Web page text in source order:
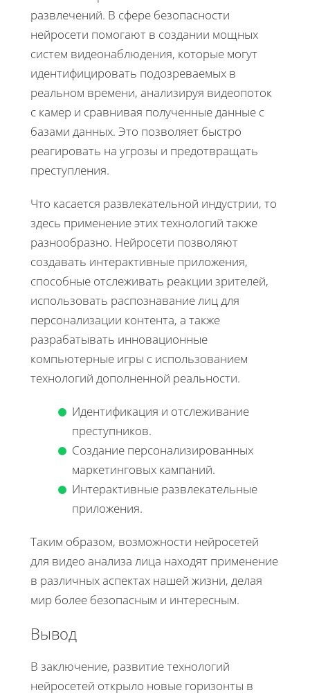
развлечений. В сфере безопасности
нейросети помогают в создании мощных
систем видеонаблюдения, которые могут
идентифицировать подозреваемых в
реальном времени, анализируя видеопоток
с камер и сравнивая полученные данные с
базами данных. Это позволяет быстро
реагировать на угрозы и предотвращать
преступления.
Что касается развлекательной индустрии, то
здесь применение этих технологий также
разнообразно. Нейросети позволяют
создавать интерактивные приложения,
способные отслеживать реакции зрителей,
использовать распознавание лиц для
персонализации контента, а также
разрабатывать инновационные
компьютерные игры с использованием
технологий дополненной реальности.
Идентификация и отслеживание
преступников.
Создание персонализированных
маркетинговых кампаний.
Интерактивные развлекательные
приложения.
Таким образом, возможности нейросетей
для видео анализа лица находят применение
в различных аспектах нашей жизни, делая
мир более безопасным и интересным.
Вывод
В заключение, развитие технологий
нейросетей открыло новые горизонты в